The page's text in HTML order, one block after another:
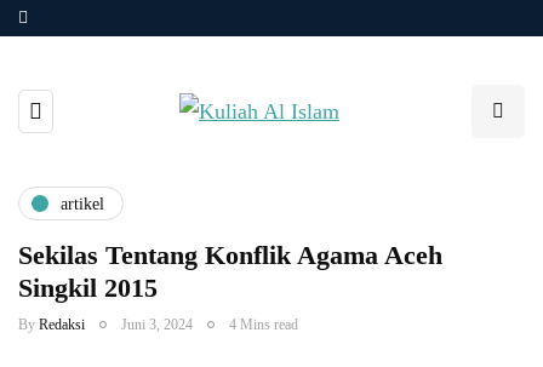
artikel
Sekilas Tentang Konflik Agama Aceh
Singkil 2015
By Redaksi Juni 3, 2024 4 Mins read